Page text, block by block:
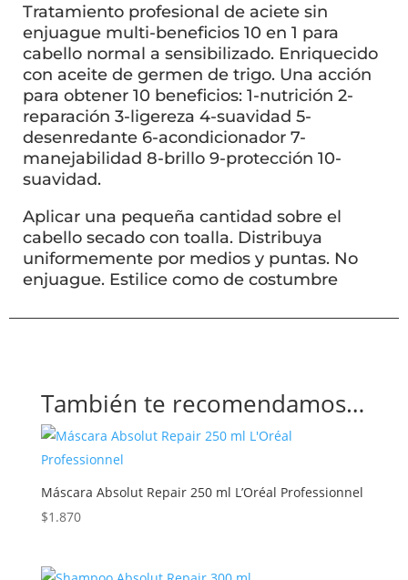
Tratamiento profesional de aciete sin
enjuague multi-beneficios 10 en 1 para
cabello normal a sensibilizado. Enriquecido
con aceite de germen de trigo. Una acción
para obtener 10 beneficios: 1-nutrición 2-
reparación 3-ligereza 4-suavidad 5-
desenredante 6-acondicionador 7-
manejabilidad 8-brillo 9-protección 10-
suavidad.
Aplicar una pequeña cantidad sobre el
cabello secado con toalla. Distribuya
uniformemente por medios y puntas. No
enjuague. Estilice como de costumbre
También te recomendamos…
Máscara Absolut Repair 250 ml L’Oréal Professionnel
$1.870